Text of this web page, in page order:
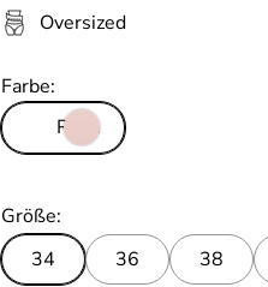
Oversized
Farbe:
Rosa
Größe:
34
36 38